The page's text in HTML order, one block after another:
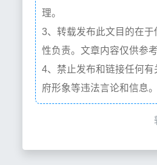
理。
3、转载发布此文目的在
性负责。文章内容仅供参
4、禁止发布和链接任何
府形象等违法言论和信息。